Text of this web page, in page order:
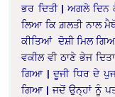
ਭਰ ਦਿਤੀ | ਅਗਲੇ
ਲਿਆ ਕਿ ਗ਼ਲਤੀ ਨਾਲ
ਕੀਤਿਆਂ ਦੋਸ਼ੀ ਮਿਲ
ਵਕੀਲ ਵੀ ਠਾਣੇ ਭੇਜ
ਗਿਆ | ਦੂਜੀ ਧਿਰ ਦੇ
ਗਿਆ | ਜਦੋਂ ਉਨ੍ਹਾਂ ਨੂੰ